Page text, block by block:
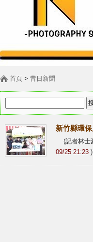
首頁 > 昔日新聞
新竹縣環
(記者林士
09/25 21:23 )